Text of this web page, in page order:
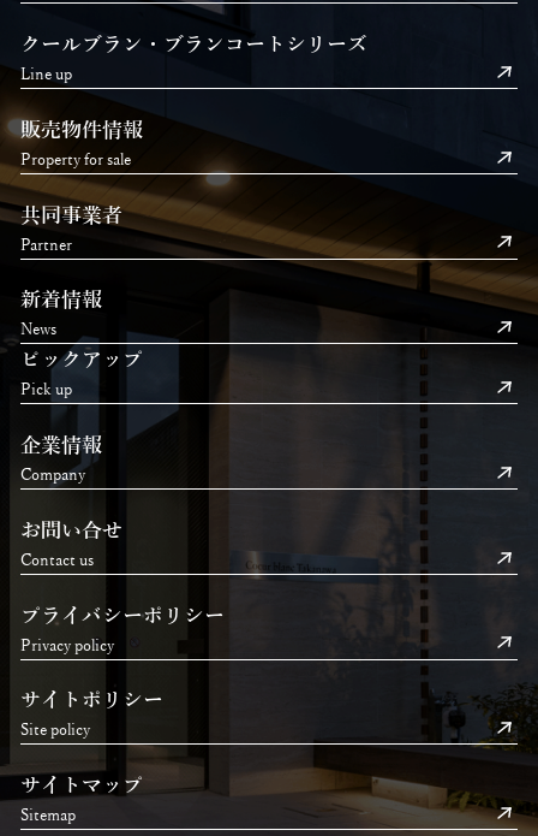
クールブラン・ブランコートシリーズ
Line up
販売物件情報
Property for sale
共同事業者
Partner
新着情報
News
ピックアップ
Pick up
企業情報
Company
お問い合せ
Contact us
プライバシーポリシー
Privacy policy
サイトポリシー
Site policy
サイトマップ
Sitemap